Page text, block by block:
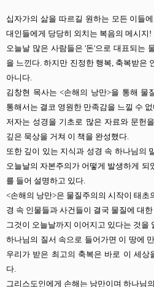
십자가의 삶을 따르길 원하는 모든 이들
대인들에게 당당히 외치는 복음의 메시지!
오늘날 많은 사람들은'돈'으로 대표되는
을 느낀다.하지만 진정한 행복, 축복받은
아니다.
김창현 목사는<손해의 낭만>을 통해 물
통해서는 결코 영원한 만족감을 느낄 수
저자는 성경을 기초로 많은 자료와 문헌
깊은 묵상을 거쳐 이 책을 완성했다.
또한 깊이 있는 지식과 성경 속 하나님의
오늘날의 자본주의가 어떻게 발생하게 되
를 들어 설명하고 있다.
<손해의 낭만>은 물질주의의 시작이 태초
경 속 인물들과 사건들이 결국 물질에 대
그것이 오늘날까지 이어지고 있다는 것을
하나님의 질서 속으로 들어가면 이 땅에
우리가 받은 최고의 축복은 바로 이 세상
다.
그리스도인에게 손해는 낭만이며 하나님